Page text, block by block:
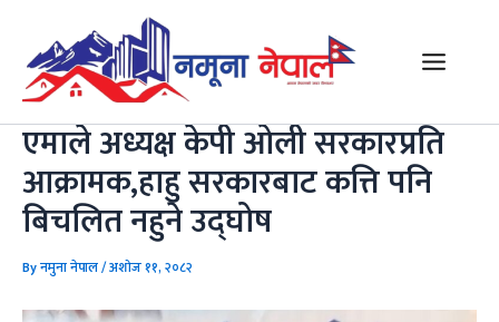
content
Menu
एमाले अध्यक्ष केपी ओली सरकारप्रति
आक्रामक,हाहु सरकारबाट कत्ति पनि
बिचलित नहुने उद्घोष
Byनमुना नेपाल/अशोज ११, २०८२
navigation